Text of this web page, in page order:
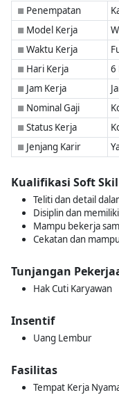
■ Penempatan
■ Model Kerja
■ Waktu Kerja
■ Hari Kerja 6
■ Jam Kerja
■ Nominal Gaji
■ Status Kerja
■ Jenjang Karir
Kualifikasi Soft
Teliti dan detail
Disiplin dan
Mampu bekerja
Cekatan dan
Tunjangan
Hak Cuti Karyawan
Insentif
Uang Lembur
Fasilitas
Tempat Kerja